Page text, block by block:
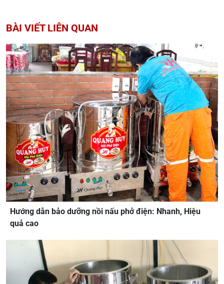
BÀI VIẾT LIÊN QUAN
Hướng dẫn bảo dưỡng nồi nấu phở điện: Nhanh, Hiệu
quả cao